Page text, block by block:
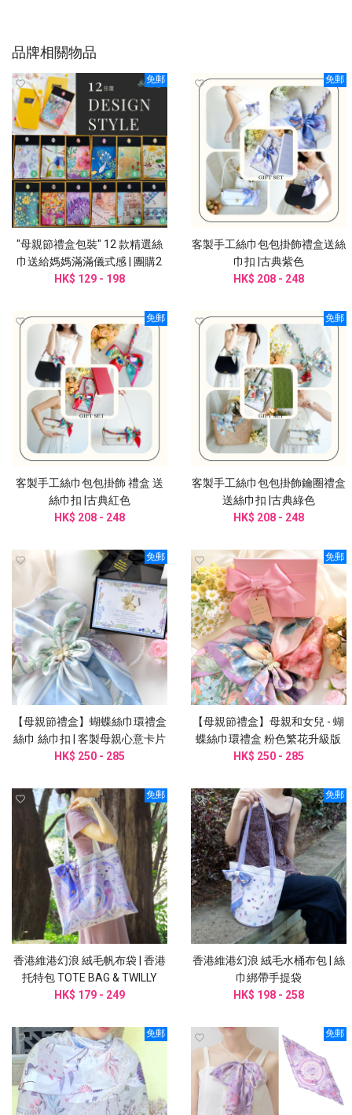
品牌相關物品
免郵
"母親節禮盒包裝" 12 款精選絲
巾送給媽媽滿滿儀式感 | 團購2
件起訂
HK$ 129 - 198
免郵
客製手工絲巾包包掛飾禮盒送絲
巾扣 |古典紫色
HK$ 208 - 248
免郵
客製手工絲巾包包掛飾 禮盒 送
絲巾扣 |古典紅色
HK$ 208 - 248
免郵
客製手工絲巾包包掛飾鑰圈禮盒
送絲巾扣 |古典綠色
HK$ 208 - 248
免郵
【母親節禮盒】蝴蝶絲巾環禮盒
絲巾 絲巾扣 | 客製母親心意卡片
HK$ 250 - 285
免郵
【母親節禮盒】母親和女兒 - 蝴
蝶絲巾環禮盒 粉色繁花升級版
HK$ 250 - 285
免郵
香港維港幻浪 絨毛帆布袋 | 香港
托特包 TOTE BAG & TWILLY
HK$ 179 - 249
免郵
香港維港幻浪 絨毛水桶布包 | 絲
巾綁帶手提袋
HK$ 198 - 258
免郵 免郵